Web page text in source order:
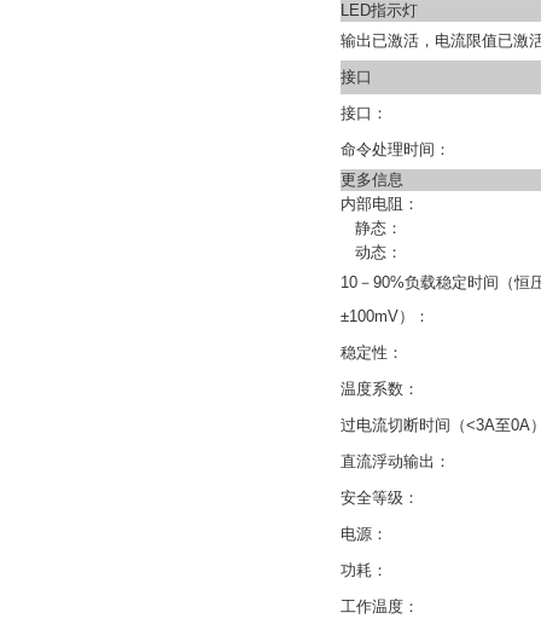
LED指示灯
输出已激活，电流限值已激
接口
接口：
命令处理时间：
更多信息
内部电阻：
静态：
动态：
10－90%负载稳定时间（恒
±100mV）：
稳定性：
温度系数：
过电流切断时间（<3A至0A
直流浮动输出：
安全等级：
电源：
功耗：
工作温度：